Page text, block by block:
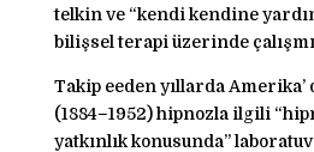
telkin ve “kendi kendine
bilişsel terapi üzerinde
Takip eeden yıllarda Amerika’
(1884–1952) hipnozla ilgili
yatkınlık konusunda”